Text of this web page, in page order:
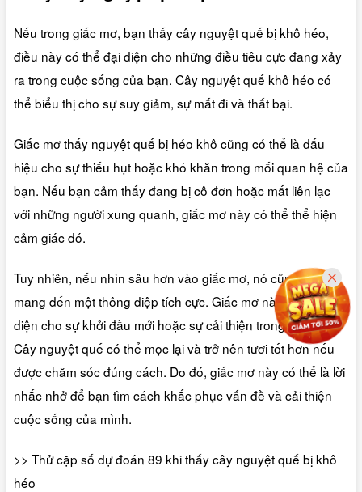
Nếu trong giấc mơ, bạn thấy cây nguyệt quế bị khô héo,
điều này có thể đại diện cho những điều tiêu cực đang xảy
ra trong cuộc sống của bạn. Cây nguyệt quế khô héo có
thể biểu thị cho sự suy giảm, sự mất đi và thất bại.
Giấc mơ thấy nguyệt quế bị héo khô cũng có thể là dấu
hiệu cho sự thiếu hụt hoặc khó khăn trong mối quan hệ của
bạn. Nếu bạn cảm thấy đang bị cô đơn hoặc mất liên lạc
với những người xung quanh, giấc mơ này có thể thể hiện
cảm giác đó.
Tuy nhiên, nếu nhìn sâu hơn vào giấc mơ, nó cũng có thể
mang đến một thông điệp tích cực. Giấc mơ này có thể đại
diện cho sự khởi đầu mới hoặc sự cải thiện trong tương lai.
Cây nguyệt quế có thể mọc lại và trở nên tươi tốt hơn nếu
được chăm sóc đúng cách. Do đó, giấc mơ này có thể là lời
nhắc nhở để bạn tìm cách khắc phục vấn đề và cải thiện
cuộc sống của mình.
>> Thử cặp số dự đoán 89 khi thấy cây nguyệt quế bị khô
héo